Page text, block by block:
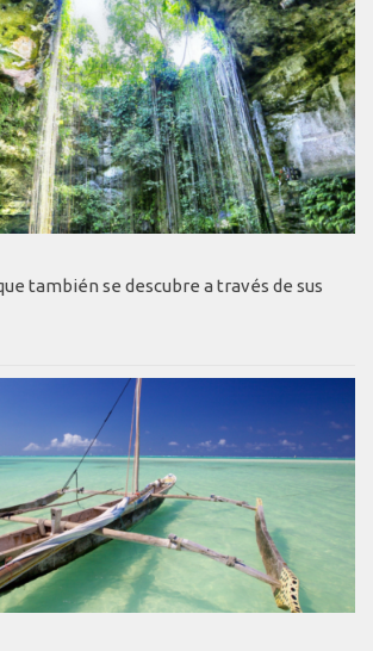
también se descubre a través de sus